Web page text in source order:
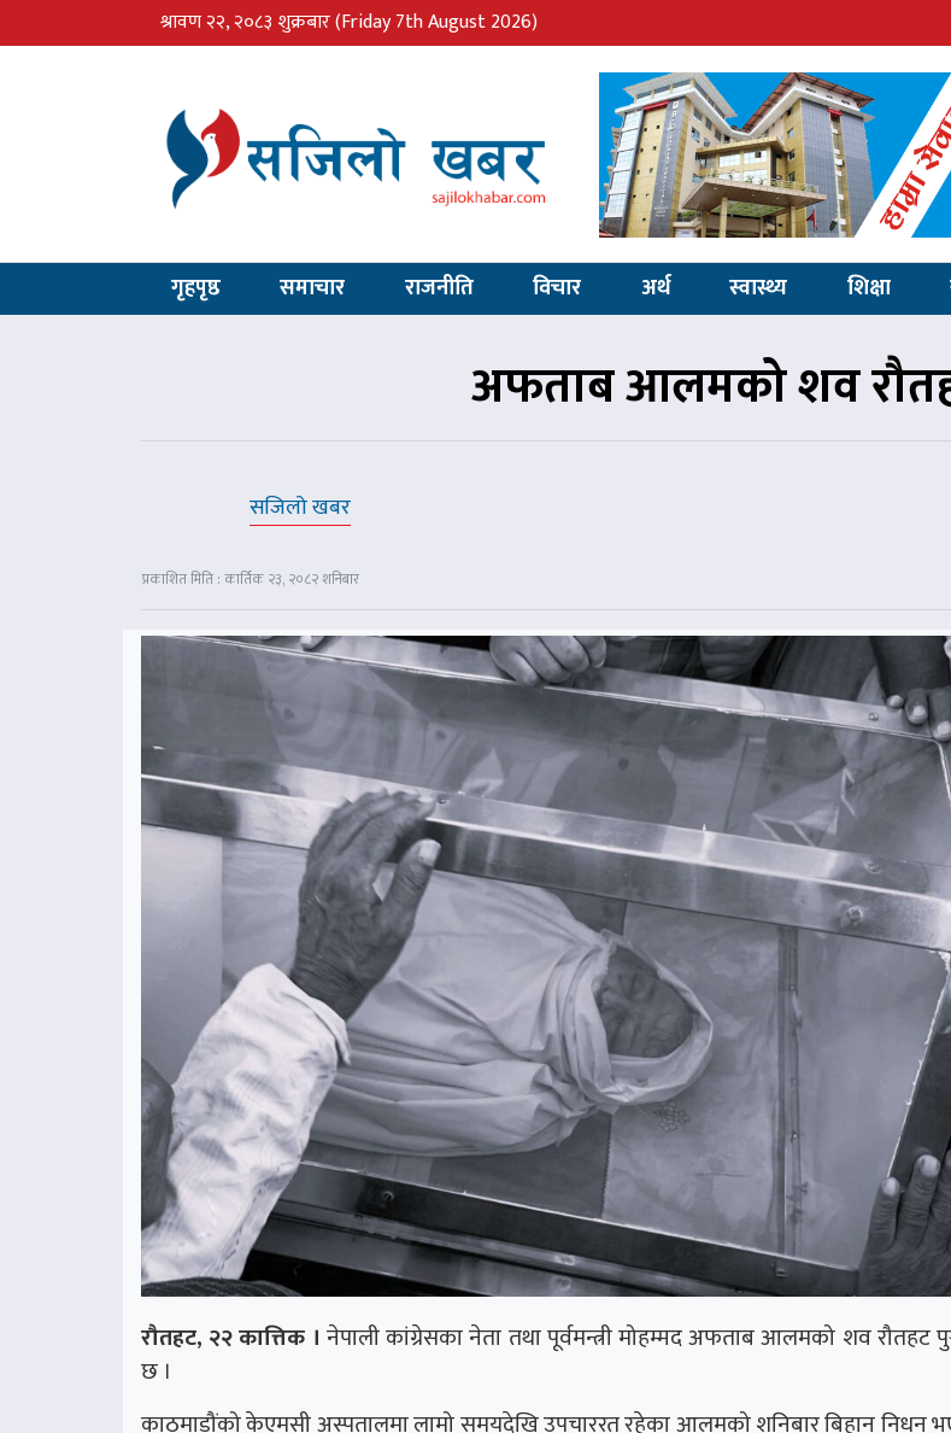
श्रावण २२, २०८३ शुक्रबार(Friday 7th August 2026)
गृहपृष्ठ समाचार राजनीति विचार अर्थ स्वास्थ्य शिक्षा
अफताब आलमको शव
सजिलो खबर
प्रकाशित मिति : कार्तिक २३, २०८२ शनिबार
रौतहट, २२ कात्तिक । नेपाली कांग्रेसका नेता तथा पूर्वमन्त्री मोहम्मद अफताब आलमको शव रौतहट
छ ।
काठमाडौंको केएमसी अस्पतालमा लामो समयदेखि उपचाररत रहेका आलमको शनिबार बिहान निधन